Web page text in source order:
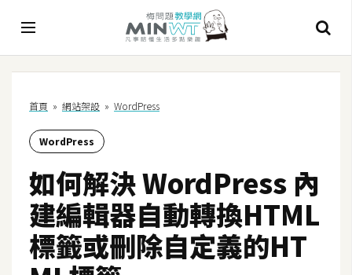
I
A
工
具
C
h
a
首頁 » 網站架設 » WordPress
WordPress
如何解決 WordPress 內
建編輯器自動轉換HTML
標籤或刪除自定義的HT